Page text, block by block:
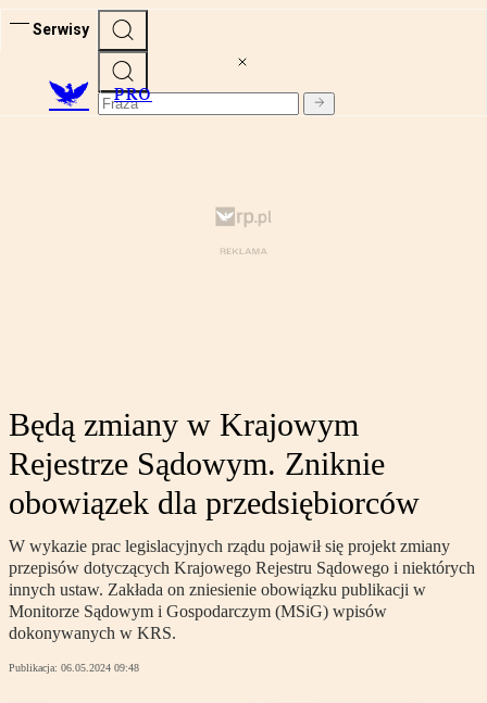
Serwisy
PRO
Będą zmiany w Krajowym
Rejestrze Sądowym. Zniknie
obowiązek dla przedsiębiorców
W wykazie prac legislacyjnych rządu pojawił się projekt zmiany
przepisów dotyczących Krajowego Rejestru Sądowego i niektórych
innych ustaw. Zakłada on zniesienie obowiązku publikacji w
Monitorze Sądowym i Gospodarczym (MSiG) wpisów
dokonywanych w KRS.
Publikacja: 06.05.2024 09:48